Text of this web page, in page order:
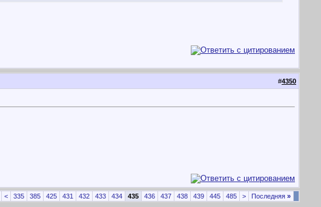
#4350
< 335 385 425 431 432 433 434 435 436 437 438 439 445 485 > Последняя »